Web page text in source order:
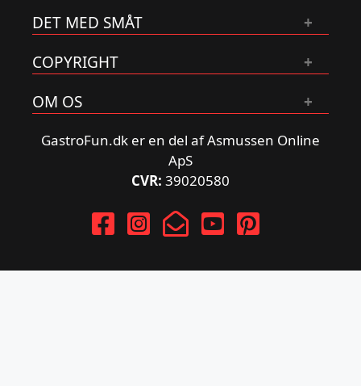
DET MED SMÅT
COPYRIGHT
OM OS
GastroFun.dk er en del af Asmussen Online
ApS
CVR: 39020580